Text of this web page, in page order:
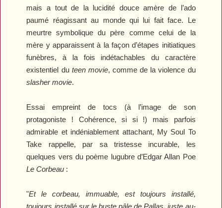
mais a tout de la lucidité douce amère de l’ado
paumé réagissant au monde qui lui fait face. Le
meurtre symbolique du père comme celui de la
mère y apparaissent à la façon d’étapes initiatiques
funèbres, à la fois indétachables du caractère
existentiel du teen movie, comme de la violence du
slasher movie.
Essai empreint de tocs (à l’image de son
protagoniste ! Cohérence, si si !) mais parfois
admirable et indéniablement attachant, My Soul To
Take rappelle, par sa tristesse incurable, les
quelques vers du poème lugubre d’Edgar Allan Poe
Le Corbeau :
"Et le corbeau, immuable, est toujours installé,
toujours installé sur le buste pâle de Pallas, juste au-